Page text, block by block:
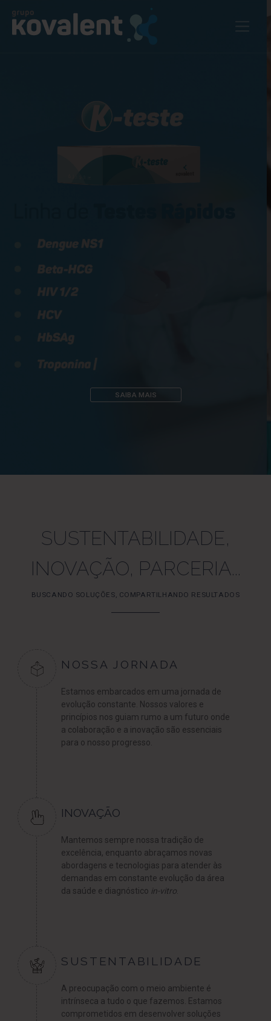
SAIBA MAIS
SUSTENTABILIDADE,
INOVAÇÃO, PARCERIA...
BUSCANDO SOLUÇÕES, COMPARTILHANDO RESULTADOS
NOSSA JORNADA
Estamos embarcados em uma jornada de
evolução constante. Nossos valores e
princípios nos guiam rumo a um futuro onde
a colaboração e a inovação são essenciais
para o nosso progresso.
INOVAÇÃO
Mantemos sempre nossa tradição de
excelência, enquanto abraçamos novas
abordagens e tecnologias para atender às
demandas em constante evolução da área
da saúde e diagnóstico in-vitro
SUSTENTABILIDADE
A preocupação com o meio ambiente é
intrínseca a tudo o que fazemos. Estamos
comprometidos em desenvolver soluções